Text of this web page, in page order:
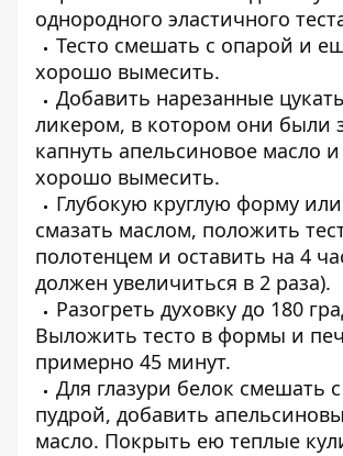
однородного эластичного
Тесто смешать с опарой и
хорошо вымесить.
Добавить нарезанные
ликером, в котором они были
капнуть апельсиновое масло
хорошо вымесить.
Глубокую круглую форму
смазать маслом, положить
полотенцем и оставить на 4
должен увеличиться в 2 раза).
Разогреть духовку до 180
Выложить тесто в формы и
примерно 45 минут.
Для глазури белок смешать
пудрой, добавить
масло. Покрыть ею теплые